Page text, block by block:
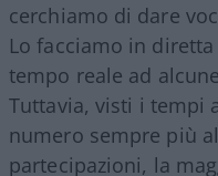
cerchiamo di dare
Lo facciamo in
tempo reale ad
Tuttavia, visti i tempi
numero sempre più
partecipazioni, la